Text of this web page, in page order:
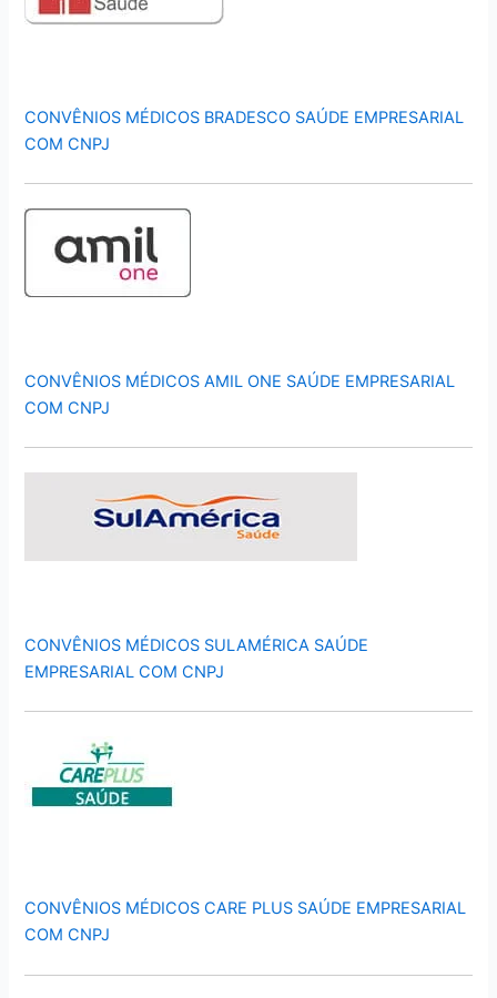
CONVÊNIOS MÉDICOS BRADESCO SAÚDE EMPRESARIAL
COM CNPJ
CONVÊNIOS MÉDICOS AMIL ONE SAÚDE EMPRESARIAL
COM CNPJ
CONVÊNIOS MÉDICOS SULAMÉRICA SAÚDE
EMPRESARIAL COM CNPJ
CONVÊNIOS MÉDICOS CARE PLUS SAÚDE EMPRESARIAL
COM CNPJ